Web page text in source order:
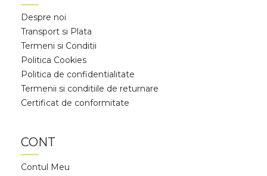
Despre noi
Transport si Plata
Termeni si Conditii
Politica Cookies
Politica de confidentialitate
Termenii si conditiile de returnare
Certificat de conformitate
CONT
Contul Meu